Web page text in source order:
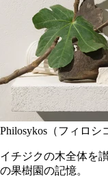
Philosykos（フィロシ
イチジクの木全体を
の果樹園の記憶。